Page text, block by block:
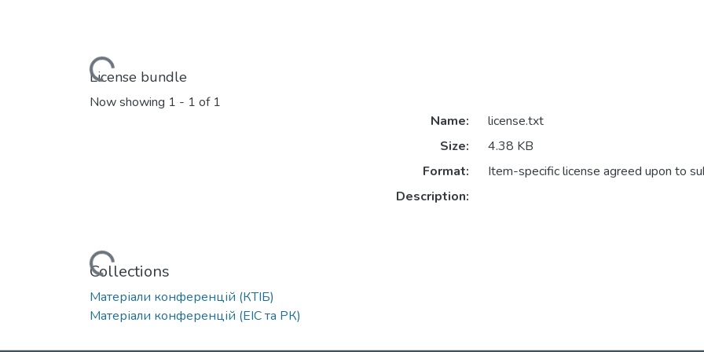
Loading...
License bundle
Now showing 1 - 1 of 1
Loading...
Name:
license.txt
Size:
4.38 KB
Format:
Item-specific license agreed upon to
Description:
Collections
Матеріали конференцій (КТІБ)
Матеріали конференцій (ЕІС та РК)